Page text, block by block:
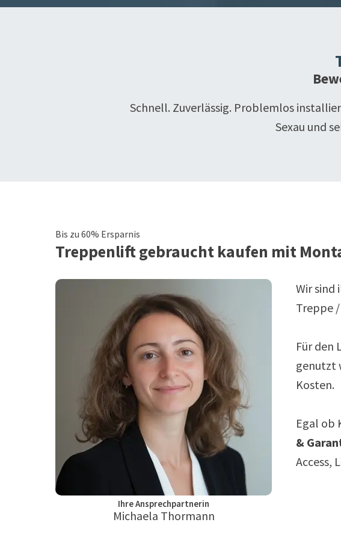
Schnell. Zuverlässig. Problemlos
Sexau und
Bis zu 60% Ersparnis
Treppenliftgebraucht kaufen mit
Ihre Ansprechpartnerin
Michaela Thormann
Wir sind
Treppe
Für den
genutzt
Kosten.
Egal ob
&
Access,